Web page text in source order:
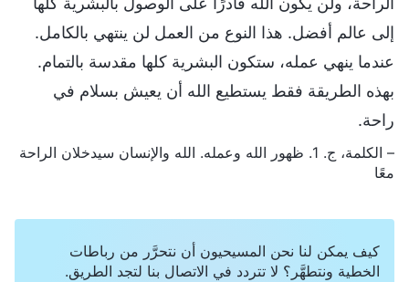
إلى عالم أفضل. هذا النوع من العمل لن ينتهي بالكامل.
عندما ينهي عمله، ستكون البشرية كلها مقدسة بالتمام.
بهذه الطريقة فقط يستطيع الله أن يعيش بسلام في
راحة.
– الكلمة، ج. 1. ظهور الله وعمله. الله والإنسان سيدخلان الراحة
معًا
كيف يمكن لنا نحن المسيحيون أن نتحرَّر من رباطات
الخطية ونتطهَّر؟ لا تتردد في الاتصال بنا لتجد الطريق.